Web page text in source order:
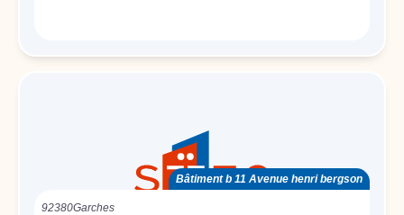
Bâtiment b 11 Avenue henri bergson
92380Garches